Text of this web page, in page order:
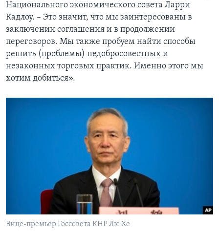
Национального экономического совета Ларри
Кадлоу. – Это значит, что мы заинтересованы в
заключении соглашения и в продолжении
переговоров. Мы также пробуем найти способы
решить (проблемы) недобросовестных и
незаконных торговых практик. Именно этого мы
хотим добиться».
Вице-премьер Госсовета КНР Лю Хе